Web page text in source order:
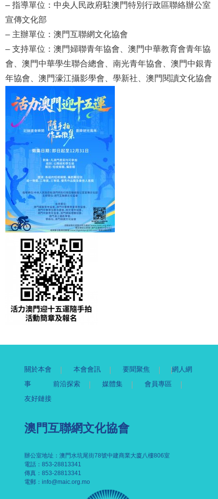
– 指導單位：中央人民政府駐澳門特別行政區聯絡辦公室
宣傳文化部
– 主辦單位：澳門互聯網文化協會
– 支持單位：澳門婦聯青年協會、澳門中華教育會青年協
會、澳門中華學生聯合總會、南光青年協會、澳門中銀青
年協會、澳門濠江攝影學會、學新社、澳門閱讀文化協會
關於本會 本會會訊 要聞聚焦
網人網
事
前沿探索 媒體集
會員專區
友好鏈接
澳門互聯網文化協會
辦公室地址：澳門水坑尾街78號中建商業大廈八樓806室
電話：853-28813341
傳真：853-28813341
電郵： info@maic.org.mo